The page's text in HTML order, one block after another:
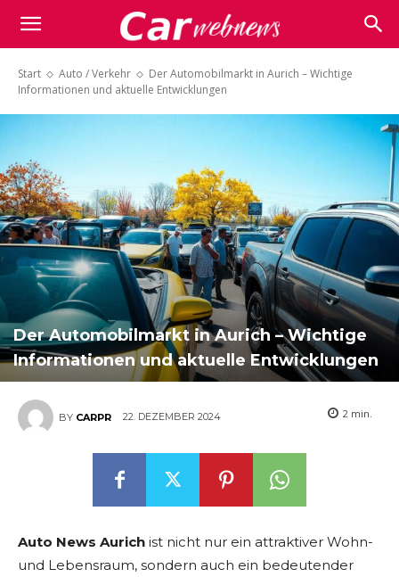
Carwebnews.com
Start Auto / Verkehr
Der Automobilmarkt in Aurich – Wichtige
Informationen und aktuelle Entwicklungen
Der Automobilmarkt in Aurich – Wichtige
Informationen und aktuelle Entwicklungen
BY CARPR 22. DEZEMBER 2024 2 min.
Auto News Aurich ist nicht nur ein attraktiver Wohn-
und Lebensraum, sondern auch ein bedeutender